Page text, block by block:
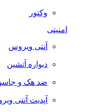
وکتور
امنیتی
آنتی ویروس
دیواره آتشین
ضد هک و
آپدیت آنتی